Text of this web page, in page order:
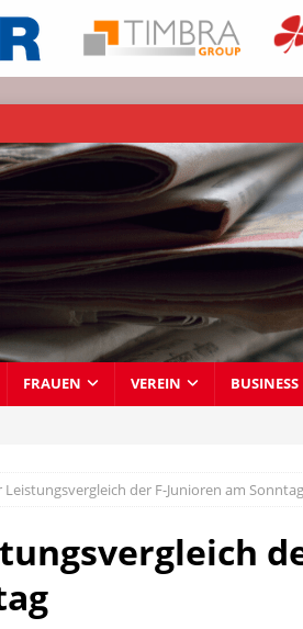
FRAUEN VEREIN BUSINESS
der F-Junioren am Sonntag